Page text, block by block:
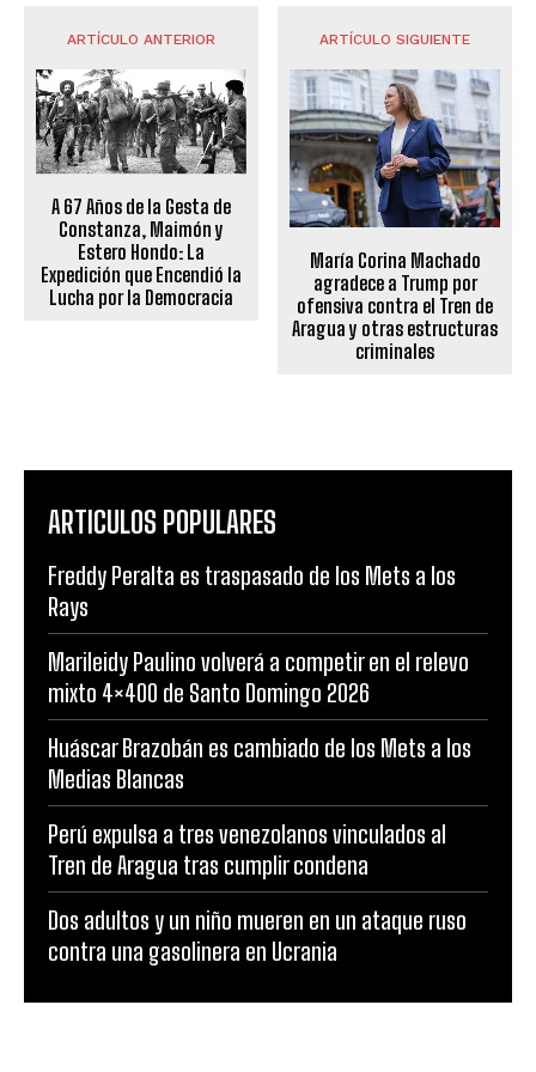
ARTÍCULO ANTERIOR
A 67 Años de la Gesta de
Constanza, Maimón y
Estero Hondo: La
Expedición que Encendió la
Lucha por la Democracia
ARTÍCULO SIGUIENTE
María Corina Machado
agradece a Trump por
ofensiva contra el Tren de
Aragua y otras estructuras
criminales
ARTICULOS POPULARES
Freddy Peralta es traspasado de los Mets a los
Rays
Marileidy Paulino volverá a competir en el relevo
mixto 4×400 de Santo Domingo 2026
Huáscar Brazobán es cambiado de los Mets a los
Medias Blancas
Perú expulsa a tres venezolanos vinculados al
Tren de Aragua tras cumplir condena
Dos adultos y un niño mueren en un ataque ruso
contra una gasolinera en Ucrania